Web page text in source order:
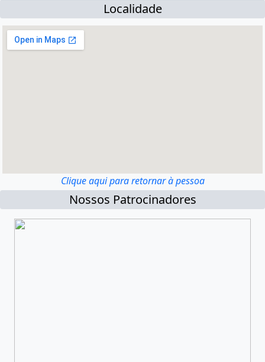
Localidade
Clique aqui para retornar à pessoa
Nossos Patrocinadores